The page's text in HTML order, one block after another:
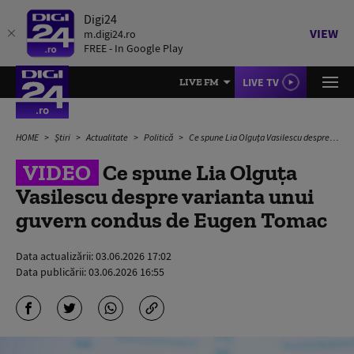
Digi24
m.digi24.ro
FREE - In Google Play
VIEW
LIVE FM LIVE TV
HOME Știri Actualitate Politică Ce spune Lia Olguța Vasilescu despre varianta unui guvern condus de Eugen Tomac
VIDEO Ce spune Lia Olguța
Vasilescu despre varianta unui
guvern condus de Eugen Tomac
Data actualizării:03.06.2026 17:02
Data publicării:03.06.2026 16:55